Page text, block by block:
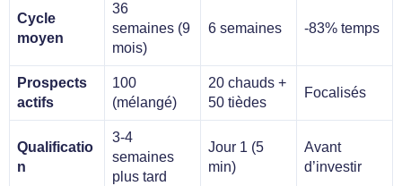
Cycle
moyen
36
semaines (9
mois)
6 semaines -83% temps
Prospects
actifs
100
(mélangé)
20 chauds +
50 tièdes
Focalisés
Qualificatio
n
3-4
semaines
plus tard
Jour 1 (5
min)
Avant
d’investir